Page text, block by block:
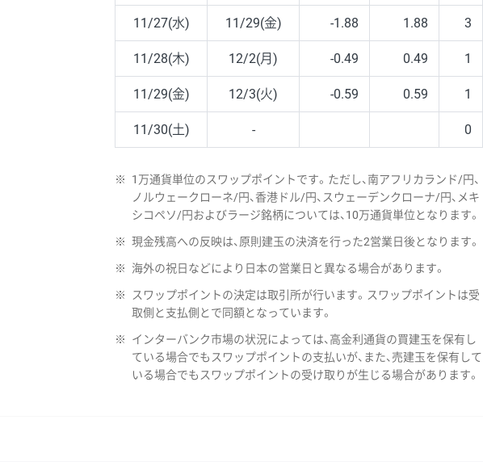
11/27(水) 11/29(金) -1.88 1.88 3
11/28(木) 12/2(月) -0.49 0.49 1
11/29(金) 12/3(火) -0.59 0.59 1
11/30(土) - 0
※
1万通貨単位のスワップポイントです。ただし、南アフリカランド/円、
ノルウェークローネ/円、香港ドル/円、スウェーデンクローナ/円、メキ
シコペソ/円およびラージ銘柄については、10万通貨単位となります。
※ 現金残高への反映は、原則建玉の決済を行った2営業日後となります。
※ 海外の祝日などにより日本の営業日と異なる場合があります。
※
スワップポイントの決定は取引所が行います。スワップポイントは受
取側と支払側とで同額となっています。
※
インターバンク市場の状況によっては、高金利通貨の買建玉を保有し
ている場合でもスワップポイントの支払いが、また、売建玉を保有して
いる場合でもスワップポイントの受け取りが生じる場合があります。